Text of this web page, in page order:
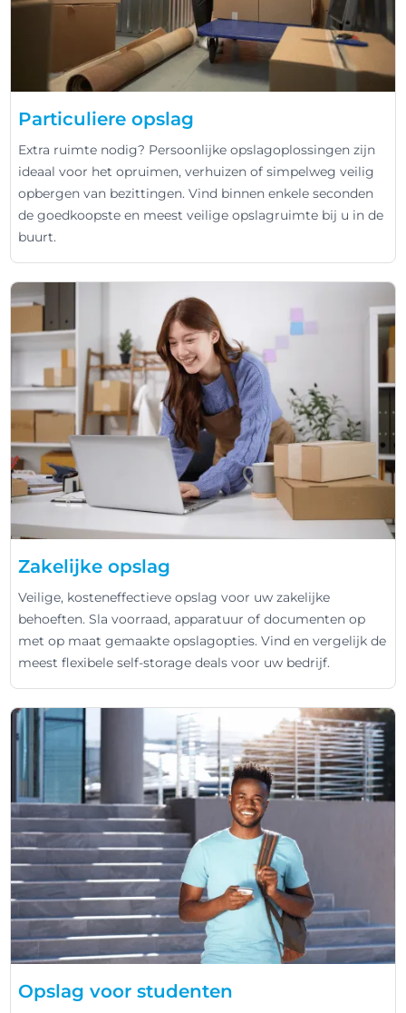
Particuliere opslag
Extra ruimte nodig? Persoonlijke opslagoplossingen zijn
ideaal voor het opruimen, verhuizen of simpelweg veilig
opbergen van bezittingen. Vind binnen enkele seconden
de goedkoopste en meest veilige opslagruimte bij u in de
buurt.
Zakelijke opslag
Veilige, kosteneffectieve opslag voor uw zakelijke
behoeften. Sla voorraad, apparatuur of documenten op
met op maat gemaakte opslagopties. Vind en vergelijk de
meest flexibele self-storage deals voor uw bedrijf.
Opslag voor studenten